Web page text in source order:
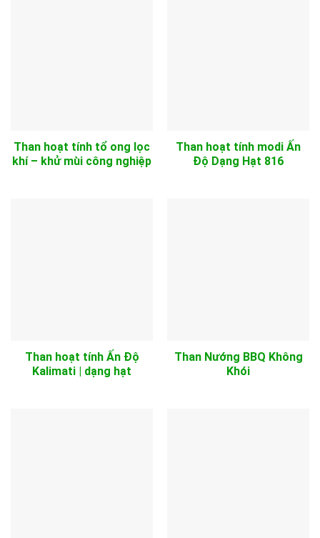
Than hoạt tính tổ ong lọc
khí – khử mùi công nghiệp
Than hoạt tính modi Ấn
Độ Dạng Hạt 816
Than hoạt tính Ấn Độ
Kalimati | dạng hạt
Than Nướng BBQ Không
Khói